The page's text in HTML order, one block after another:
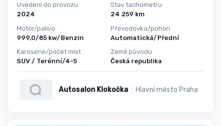
Uvedení do provozu
2024
Motor/palivo
999,0/85 kw/Benzin
Karoserie/počet míst
SUV / Terénní/4-5
Stav tachometru
24 259 km
Převodovka/pohon
Automatická/Přední
Země původu
Česká republika
Autosalon Klokočka Hlavní město Praha